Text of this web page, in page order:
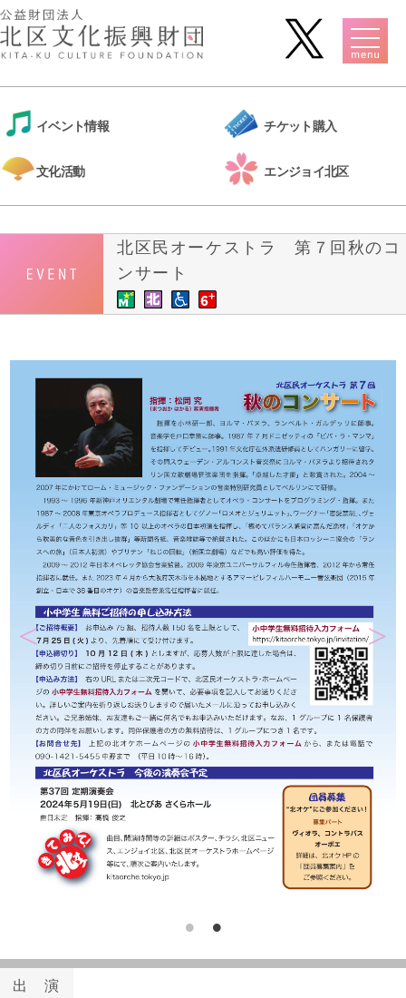
イベント情報 チケット購入
文化活動 エンジョイ北区
北区民オーケストラ 第７回秋のコ
ンサート
出 演